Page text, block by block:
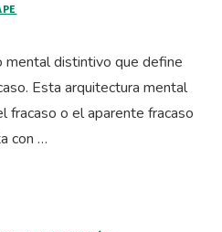
mental distintivo que define
Esta arquitectura mental
fracaso o el aparente fracaso
con …